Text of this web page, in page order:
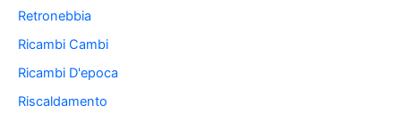
Retronebbia
Ricambi Cambi
Ricambi D'epoca
Riscaldamento